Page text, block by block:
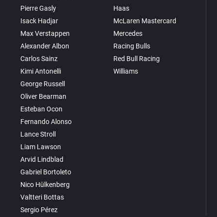
Pierre Gasly
Isack Hadjar
Max Verstappen
Alexander Albon
Carlos Sainz
Kimi Antonelli
George Russell
Oliver Bearman
Esteban Ocon
Fernando Alonso
Lance Stroll
Liam Lawson
Arvid Lindblad
Gabriel Bortoleto
Nico Hülkenberg
Valtteri Bottas
Sergio Pérez
Haas
McLaren Mastercard
Mercedes
Racing Bulls
Red Bull Racing
Williams